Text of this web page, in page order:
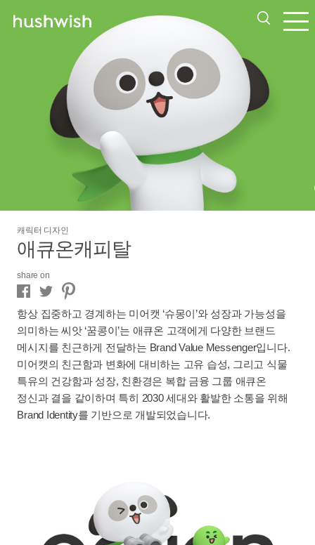
캐릭터 디자인
애큐온캐피탈
share on
항상 집중하고 경계하는 미어캣 ‘슈몽이’와 성장과 가능성을
의미하는 씨앗 ‘꿈콩이’는 애큐온 고객에게 다양한 브랜드
메시지를 친근하게 전달하는 Brand Value Messenger입니다.
미어캣의 친근함과 변화에 대비하는 고유 습성, 그리고 식물
특유의 건강함과 성장, 친환경은 복합 금융 그룹 애큐온
정신과 결을 같이하며 특히 2030 세대와 활발한 소통을 위해
Brand Identity를 기반으로 개발되었습니다.